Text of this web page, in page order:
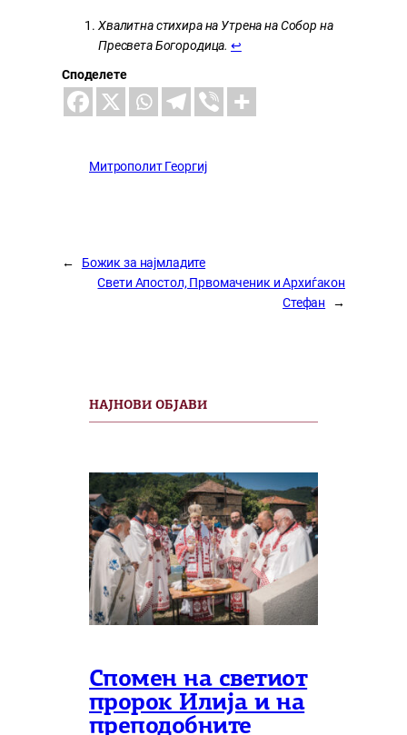
Хвалитна стихира на Утрена на Собор на
Пресвета Богородица. ↩︎
Споделете
Митрополит Георгиј
←
Божик за најмладите
Свети Апостол, Првомаченик и Архиѓакон
Стефан
→
НАЈНОВИ ОБЈАВИ
Спомен на светиот
пророк Илија и на
преподобните